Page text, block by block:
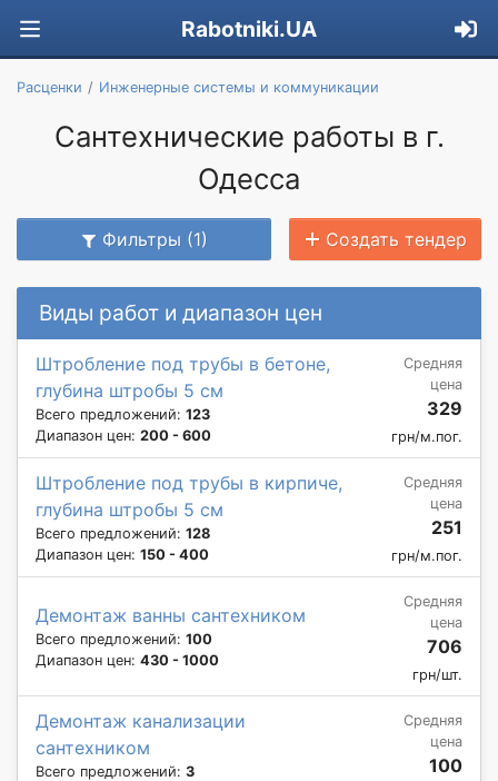
Rabotniki.UA
Расценки Инженерные системы и коммуникации
Сантехнические работы в г.
Одесса
Фильтры (1) Создать тендер
Виды работ и диапазон цен
Штробление под трубы в бетоне,
глубина штробы 5 см
Всего предложений: 123
Диапазон цен: 200 - 600
Средняя
цена
329
грн/м.пог.
Штробление под трубы в кирпиче,
глубина штробы 5 см
Всего предложений: 128
Диапазон цен: 150 - 400
Средняя
цена
251
грн/м.пог.
Демонтаж ванны сантехником
Всего предложений: 100
Диапазон цен: 430 - 1000
Средняя
цена
706
грн/шт.
Демонтаж канализации
сантехником
Всего предложений: 3
Средняя
цена
100